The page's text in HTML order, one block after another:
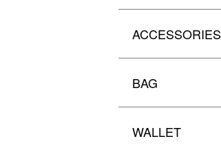
ACCESSORIES
BAG
WALLET